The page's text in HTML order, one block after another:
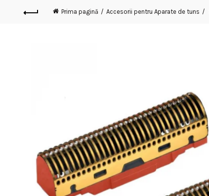
Prima pagină Accesorii pentru Aparate de tuns